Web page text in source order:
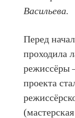
Васильева.
Перед
проходила
режиссёры
проекта